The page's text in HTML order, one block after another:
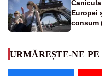
Europei
consum
URMĂREȘTE-NE PE